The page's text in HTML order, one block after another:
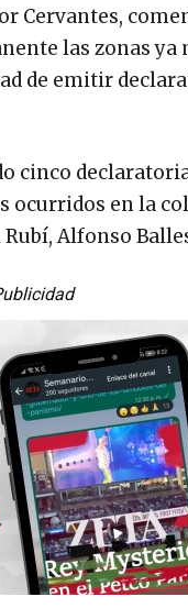
Cervantes,
las zonas ya
de emitir
cinco
en la
Alfonso